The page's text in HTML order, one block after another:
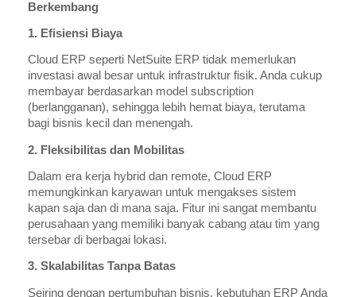
Berkembang
1. Efisiensi Biaya
Cloud ERP seperti NetSuite ERP tidak memerlukan
investasi awal besar untuk infrastruktur fisik. Anda cukup
membayar berdasarkan model subscription
(berlangganan), sehingga lebih hemat biaya, terutama
bagi bisnis kecil dan menengah.
2. Fleksibilitas dan Mobilitas
Dalam era kerja hybrid dan remote, Cloud ERP
memungkinkan karyawan untuk mengakses sistem
kapan saja dan di mana saja. Fitur ini sangat membantu
perusahaan yang memiliki banyak cabang atau tim yang
tersebar di berbagai lokasi.
3. Skalabilitas Tanpa Batas
Seiring dengan pertumbuhan bisnis, kebutuhan ERP Anda